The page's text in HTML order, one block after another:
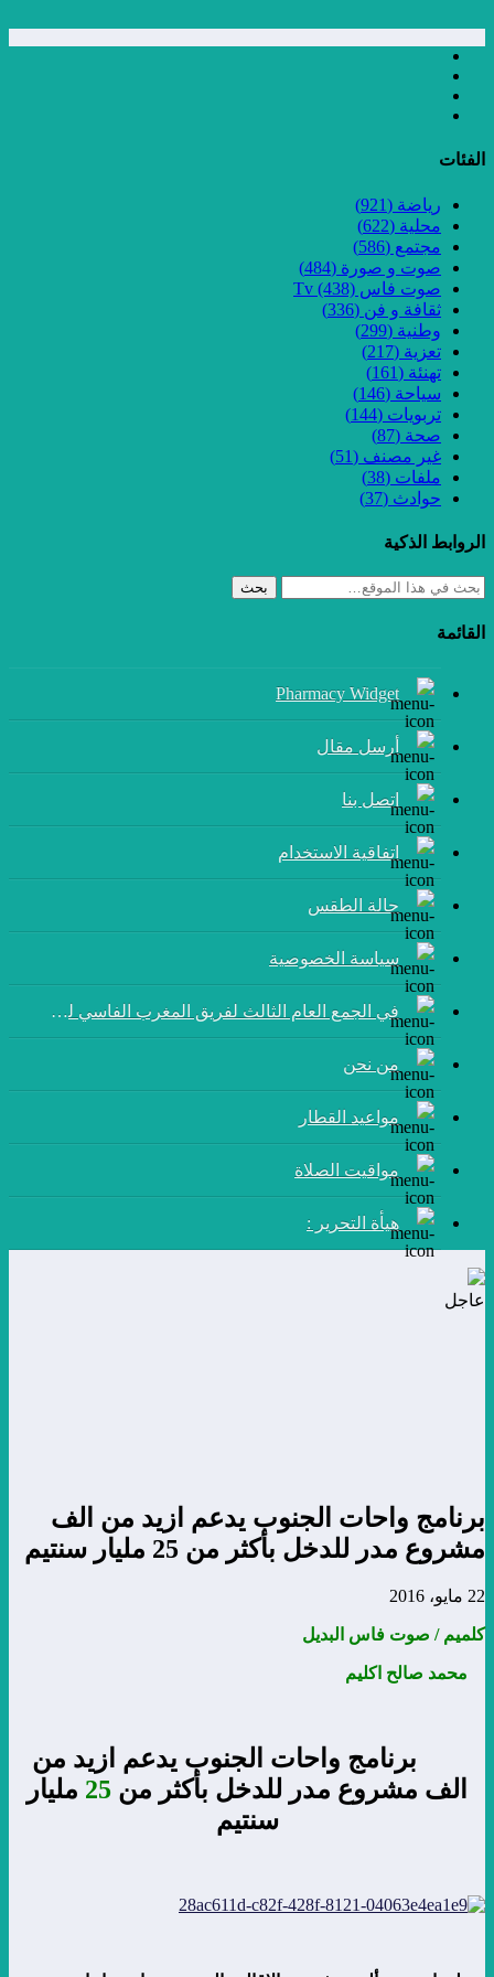
الفئات
رياضة (921)
محلية (622)
مجتمع (586)
صوت و صورة (484)
صوت فاس Tv (438)
ثقافة و فن (336)
وطنية (299)
تعزية (217)
تهنئة (161)
سياحة (146)
تربويات (144)
صحة (87)
غير مصنف (51)
ملفات (38)
حوادث (37)
الروابط الذكية
بحث
القائمة
Pharmacy Widget
أرسل مقال
إتصل بنا
اتفاقية الاستخدام
حالة الطقس
سياسة الخصوصية
في الجمع العام الثالث لفريق المغرب الفاسي لكرة القدم:
من نحن
مواعيد القطار
مواقيت الصلاة
هيأة التحرير :
عاجل
برنامج واحات الجنوب يدعم ازيد من الف
مشروع مدر للدخل بأكثر من 25 مليار سنتيم
22 مايو، 2016
كلميم / صوت فاس البديل
محمد صالح اكليم
برنامج واحات الجنوب يدعم ازيد من
الف مشروع مدر للدخل بأكثر من 25 مليار
سنتيم